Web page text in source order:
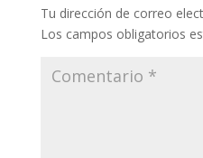
Tu dirección de correo
Los campos obligatorios